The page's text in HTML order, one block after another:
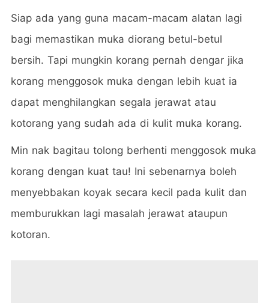
Siap ada yang guna macam-macam alatan lagi
bagi memastikan muka diorang betul-betul
bersih. Tapi mungkin korang pernah dengar jika
korang menggosok muka dengan lebih kuat ia
dapat menghilangkan segala jerawat atau
kotorang yang sudah ada di kulit muka korang.
Min nak bagitau tolong berhenti menggosok muka
korang dengan kuat tau! Ini sebenarnya boleh
menyebbakan koyak secara kecil pada kulit dan
memburukkan lagi masalah jerawat ataupun
kotoran.